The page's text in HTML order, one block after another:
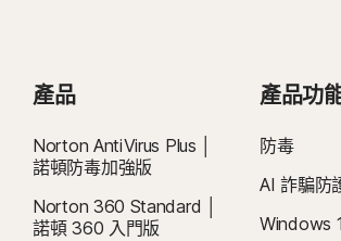
產品
Norton AntiVirus Plus │
諾頓防毒加強版
Norton 360 Standard │
諾頓 360 入門版
產品功
防毒
AI 詐騙防
Windows